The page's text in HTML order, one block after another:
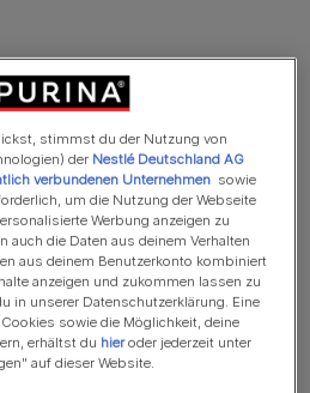
stimmst du der Nutzung von
der Nestlé Deutschland AG
verbundenen Unternehmen sowie
um die Nutzung der Webseite
Werbung anzeigen zu
auch die Daten aus deinem Verhalten
aus deinem Benutzerkonto kombiniert
anzeigen und zukommen lassen zu
in unserer Datenschutzerklärung. Eine
sowie die Möglichkeit, deine
erhältst du hieroder jederzeit unter
auf dieser Website.